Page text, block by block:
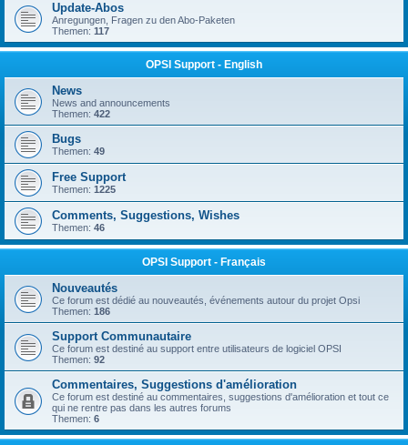
Update-Abos
Anregungen, Fragen zu den Abo-Paketen
Themen: 117
OPSI Support - English
News
News and announcements
Themen: 422
Bugs
Themen: 49
Free Support
Themen: 1225
Comments, Suggestions, Wishes
Themen: 46
OPSI Support - Français
Nouveautés
Ce forum est dédié au nouveautés, événements autour du projet Opsi
Themen: 186
Support Communautaire
Ce forum est destiné au support entre utilisateurs de logiciel OPSI
Themen: 92
Commentaires, Suggestions d'amélioration
Ce forum est destiné au commentaires, suggestions d'amélioration et tout ce
qui ne rentre pas dans les autres forums
Themen: 6